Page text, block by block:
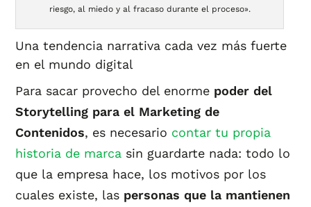
riesgo, al miedo y al fracaso durante el proceso».
Una tendencia narrativa cada vez más fuerte
en el mundo digital
Para sacar provecho del enorme poder del
Storytelling para el Marketing de
Contenidos, es necesario contar tu propia
historia de marca sin guardarte nada: todo lo
que la empresa hace, los motivos por los
cuales existe, las personas que la mantienen